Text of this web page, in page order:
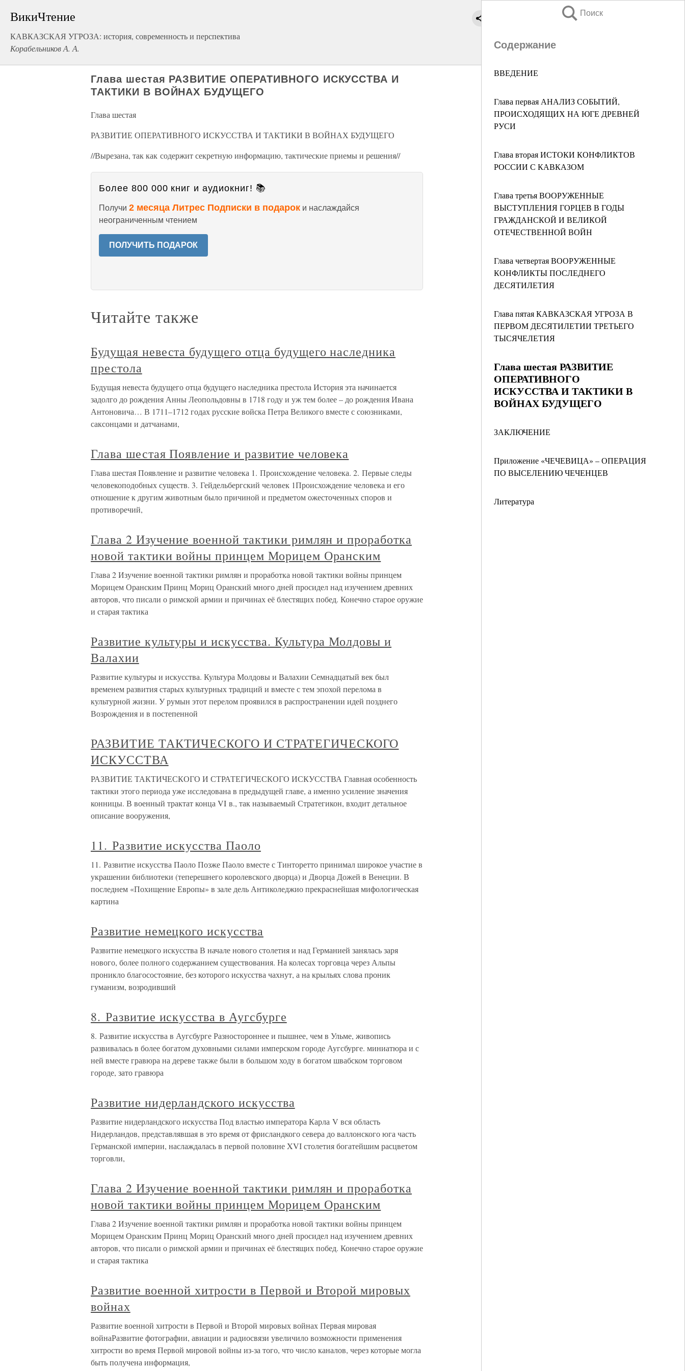
ВикиЧтение
КАВКАЗСКАЯ УГРОЗА: история, современность и перспектива
Корабельников А. А.
Поиск
Содержание
ВВЕДЕНИЕ
Глава первая АНАЛИЗ СОБЫТИЙ,
ПРОИСХОДЯЩИХ НА ЮГЕ ДРЕВНЕЙ
РУСИ
Глава вторая ИСТОКИ КОНФЛИКТОВ
РОССИИ С КАВКАЗОМ
Глава третья ВООРУЖЕННЫЕ
ВЫСТУПЛЕНИЯ ГОРЦЕВ В ГОДЫ
ГРАЖДАНСКОЙ И ВЕЛИКОЙ
ОТЕЧЕСТВЕННОЙ ВОЙН
Глава четвертая ВООРУЖЕННЫЕ
КОНФЛИКТЫ ПОСЛЕДНЕГО
ДЕСЯТИЛЕТИЯ
Глава пятая КАВКАЗСКАЯ УГРОЗА В
ПЕРВОМ ДЕСЯТИЛЕТИИ ТРЕТЬЕГО
ТЫСЯЧЕЛЕТИЯ
Глава шестая РАЗВИТИЕ
ОПЕРАТИВНОГО
ИСКУССТВА И ТАКТИКИ В
ВОЙНАХ БУДУЩЕГО
ЗАКЛЮЧЕНИЕ
Приложение «ЧЕЧЕВИЦА» – ОПЕРАЦИЯ
ПО ВЫСЕЛЕНИЮ ЧЕЧЕНЦЕВ
Литература
Глава шестая РАЗВИТИЕ ОПЕРАТИВНОГО ИСКУССТВА И
ТАКТИКИ В ВОЙНАХ БУДУЩЕГО
Глава шестая
РАЗВИТИЕ ОПЕРАТИВНОГО ИСКУССТВА И ТАКТИКИ В ВОЙНАХ БУДУЩЕГО
//Вырезана, так как содержит секретную информацию, тактические приемы и решения//
Более 800 000 книг и аудиокниг! 📚
Получи 2 месяца Литрес Подписки в подарок и наслаждайся
неограниченным чтением
ПОЛУЧИТЬ ПОДАРОК
Читайте также
Будущая невеста будущего отца будущего наследника
престола
Будущая невеста будущего отца будущего наследника престола История эта начинается
задолго до рождения Анны Леопольдовны в 1718 году и уж тем более – до рождения Ивана
Антоновича… В 1711–1712 годах русские войска Петра Великого вместе с союзниками,
саксонцами и датчанами,
Глава шестая Появление и развитие человека
Глава шестая Появление и развитие человека 1. Происхождение человека. 2. Первые следы
человекоподобных существ. 3. Гейдельбергский человек 1Происхождение человека и его
отношение к другим животным было причиной и предметом ожесточенных споров и
противоречий,
Глава 2 Изучение военной тактики римлян и проработка
новой тактики войны принцем Морицем Оранским
Глава 2 Изучение военной тактики римлян и проработка новой тактики войны принцем
Морицем Оранским Принц Мориц Оранский много дней просидел над изучением древних
авторов, что писали о римской армии и причинах её блестящих побед. Конечно старое оружие
и старая тактика
Развитие культуры и искусства. Культура Молдовы и
Валахии
Развитие культуры и искусства. Культура Молдовы и Валахии Семнадцатый век был
временем развития старых культурных традиций и вместе с тем эпохой перелома в
культурной жизни. У румын этот перелом проявился в распространении идей позднего
Возрождения и в постепенной
РАЗВИТИЕ ТАКТИЧЕСКОГО И СТРАТЕГИЧЕСКОГО
ИСКУССТВА
РАЗВИТИЕ ТАКТИЧЕСКОГО И СТРАТЕГИЧЕСКОГО ИСКУССТВА Главная особенность
тактики этого периода уже исследована в предыдущей главе, а именно усиление значения
конницы. В военный трактат конца VI в., так называемый Стратегикон, входит детальное
описание вооружения,
11. Развитие искусства Паоло
11. Развитие искусства Паоло Позже Паоло вместе с Тинторетто принимал широкое участие в
украшении библиотеки (теперешнего королевского дворца) и Дворца Дожей в Венеции. В
последнем «Похищение Европы» в зале дель Антиколеджио прекраснейшая мифологическая
картина
Развитие немецкого искусства
Развитие немецкого искусства В начале нового столетия и над Германией занялась заря
нового, более полного содержанием существования. На колесах торговца через Альпы
проникло благосостояние, без которого искусства чахнут, а на крыльях слова проник
гуманизм, возродивший
8. Развитие искусства в Аугсбурге
8. Развитие искусства в Аугсбурге Разностороннее и пышнее, чем в Ульме, живопись
развивалась в более богатом духовными силами имперском городе Аугсбурге. миниатюра и с
ней вместе гравюра на дереве также были в большом ходу в богатом швабском торговом
городе, зато гравюра
Развитие нидерландского искусства
Развитие нидерландского искусства Под властью императора Карла V вся область
Нидерландов, представлявшая в это время от фрисландкого севера до валлонского юга часть
Германской империи, наслаждалась в первой половине XVI столетия богатейшим расцветом
торговли,
Глава 2 Изучение военной тактики римлян и проработка
новой тактики войны принцем Морицем Оранским
Глава 2 Изучение военной тактики римлян и проработка новой тактики войны принцем
Морицем Оранским Принц Мориц Оранский много дней просидел над изучением древних
авторов, что писали о римской армии и причинах её блестящих побед. Конечно старое оружие
и старая тактика
Развитие военной хитрости в Первой и Второй мировых
войнах
Развитие военной хитрости в Первой и Второй мировых войнах Первая мировая
войнаРазвитие фотографии, авиации и радиосвязи увеличило возможности применения
хитрости во время Первой мировой войны из-за того, что число каналов, через которые могла
быть получена информация,